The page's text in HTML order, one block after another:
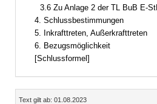
3.6 Zu Anlage 2 der TL BuB E-StB 20/23(Vertrag über
4. Schlussbestimmungen
5. Inkrafttreten, Außerkrafttreten
6. Bezugsmöglichkeit
[Schlussformel]
Inhalt
Text gilt ab: 01.08.2023